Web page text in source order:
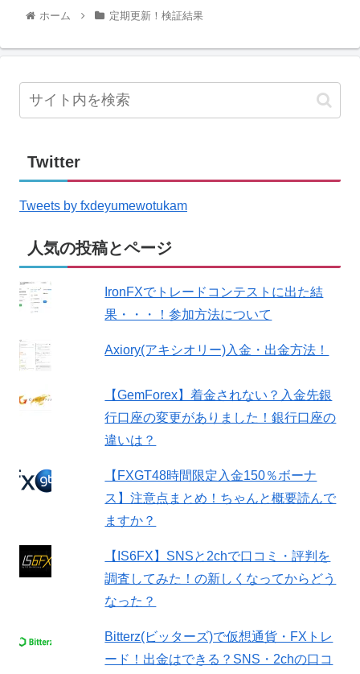
ホーム 定期更新！検証結果
Twitter
Tweets by fxdeyumewotukam
人気の投稿とページ
IronFXでトレードコンテストに出た結
果・・・！参加方法について
Axiory(アキシオリー)入金・出金方法！
【GemForex】着金されない？入金先銀
行口座の変更がありました！銀行口座の
違いは？
【FXGT48時間限定入金150％ボーナ
ス】注意点まとめ！ちゃんと概要読んで
ますか？
【IS6FX】SNSと2chで口コミ・評判を
調査してみた！の新しくなってからどう
なった？
Bitterz(ビッターズ)で仮想通貨・FXトレ
ード！出金はできる？SNS・2chの口コ